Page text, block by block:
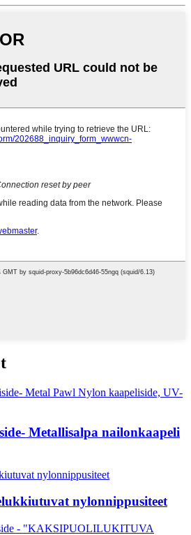
Metallisalpa nailonkaapeli
nylonnippusiteet